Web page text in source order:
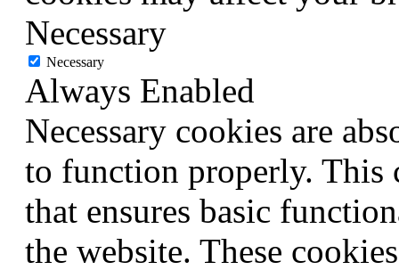
Necessary
Necessary
Always Enabled
Necessary cookies are
to function properly. This
that ensures basic
the website. These